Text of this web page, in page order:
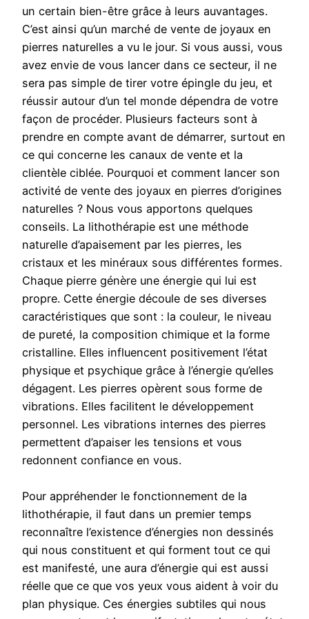
un certain bien-être grâce à leurs auvantages.
C’est ainsi qu’un marché de vente de joyaux en
pierres naturelles a vu le jour. Si vous aussi, vous
avez envie de vous lancer dans ce secteur, il ne
sera pas simple de tirer votre épingle du jeu, et
réussir autour d’un tel monde dépendra de votre
façon de procéder. Plusieurs facteurs sont à
prendre en compte avant de démarrer, surtout en
ce qui concerne les canaux de vente et la
clientèle ciblée. Pourquoi et comment lancer son
activité de vente des joyaux en pierres d’origines
naturelles ? Nous vous apportons quelques
conseils. La lithothérapie est une méthode
naturelle d’apaisement par les pierres, les
cristaux et les minéraux sous différentes formes.
Chaque pierre génère une énergie qui lui est
propre. Cette énergie découle de ses diverses
caractéristiques que sont : la couleur, le niveau
de pureté, la composition chimique et la forme
cristalline. Elles influencent positivement l’état
physique et psychique grâce à l’énergie qu’elles
dégagent. Les pierres opèrent sous forme de
vibrations. Elles facilitent le développement
personnel. Les vibrations internes des pierres
permettent d’apaiser les tensions et vous
redonnent confiance en vous.
Pour appréhender le fonctionnement de la
lithothérapie, il faut dans un premier temps
reconnaître l’existence d’énergies non dessinés
qui nous constituent et qui forment tout ce qui
est manifesté, une aura d’énergie qui est aussi
réelle que ce que vos yeux vous aident à voir du
plan physique. Ces énergies subtiles qui nous